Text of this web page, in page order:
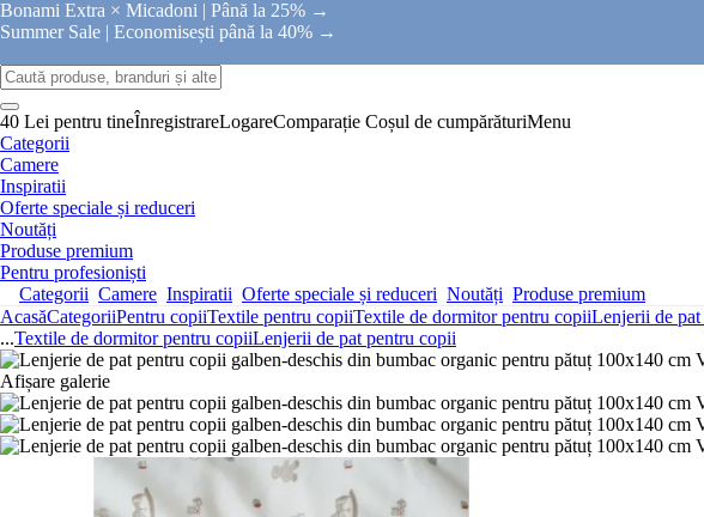
Bonami Extra × Micadoni | Până la 25% →
Summer Sale | Economisești până la 40% →
40 Lei pentru tineÎnregistrareLogareComparație Coșul de cumpărăturiMenu
Categorii
Camere
Inspiratii
Oferte speciale și reduceri
Noutăți
Produse premium
Pentru profesioniști
Categorii Camere Inspiratii Oferte speciale și reduceri Noutăți Produse premium
AcasăCategoriiPentru copiiTextile pentru copiiTextile de dormitor pentru copiiLenjerii de
...Textile de dormitor pentru copiiLenjerii de pat pentru copii
Afișare galerie